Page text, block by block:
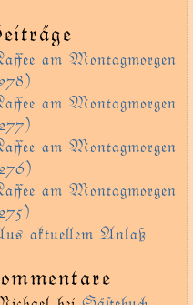
am Montagmorgen
am Montagmorgen
am Montagmorgen
am Montagmorgen
aktueem Anlaß